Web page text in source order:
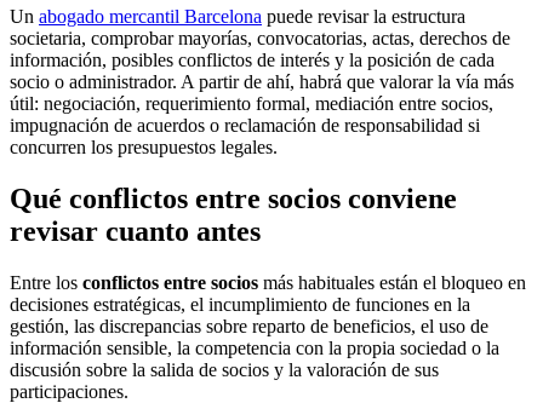
Un abogado mercantil Barcelona puede revisar la estructura
societaria, comprobar mayorías, convocatorias, actas, derechos de
información, posibles conflictos de interés y la posición de cada
socio o administrador. A partir de ahí, habrá que valorar la vía más
útil: negociación, requerimiento formal, mediación entre socios,
impugnación de acuerdos o reclamación de responsabilidad si
concurren los presupuestos legales.
Qué conflictos entre socios conviene
revisar cuanto antes
Entre los conflictos entre socios más habituales están el bloqueo en
decisiones estratégicas, el incumplimiento de funciones en la
gestión, las discrepancias sobre reparto de beneficios, el uso de
información sensible, la competencia con la propia sociedad o la
discusión sobre la salida de socios y la valoración de sus
participaciones.